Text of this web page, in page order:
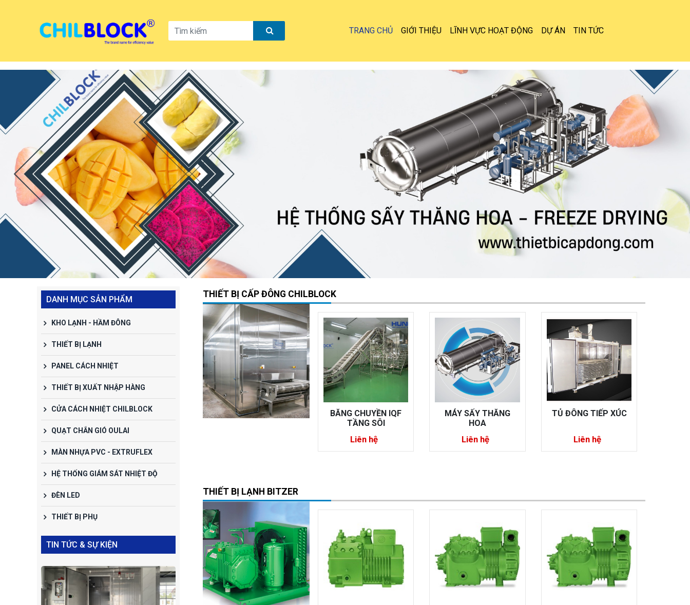
TRANG CHỦ GIỚI THIỆU LĨNH VỰC HOẠT ĐỘNG DỰ ÁN TIN TỨC
THIẾT BỊ CẤP ĐÔNG CHILBLOCK
CHUYỀN TÁI
ĐÔNG
Liên hệ
BĂNG CHUYỀN MẠ
BĂNG
Liên hệ
BĂNG CHUYỀN IQF
MÁY SẤY THĂNG
HOA
Liên hệ
TỦ ĐÔNG TIẾP XÚC
Liên hệ
TỦ ĐÔNG BÁN TIẾP
Liên hệ
THIẾT BỊ LẠNH BITZER
DANH MỤC SẢN PHẨM
KHO LẠNH - HẦM ĐÔNG
THIẾT BỊ LẠNH
PANEL CÁCH NHIỆT
THIẾT BỊ XUẤT NHẬP HÀNG
CỬA CÁCH NHIỆT CHILBLOCK
QUẠT CHẮN GIÓ OULAI
MÀN NHỰA PVC - EXTRUFLEX
HỆ THỐNG GIÁM SÁT NHIỆT ĐỘ
ĐÈN LED
THIẾT BỊ PHỤ
TIN TỨC & SỰ KIỆN